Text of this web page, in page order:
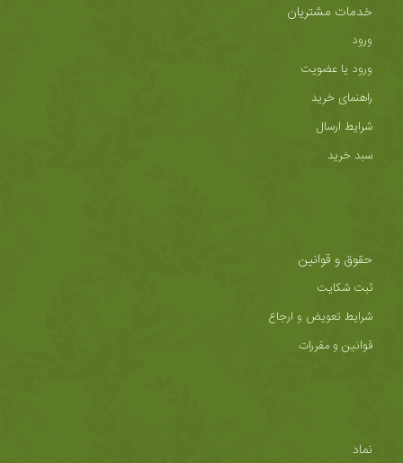
خدمات مشتریان
ورود
ورود یا عضویت
راهنمای خرید
شرایط ارسال
سبد خرید
حقوق و قوانین
ثبت شکایت
شرایط تعویض و ارجاع
قوانین و مقررات
نماد